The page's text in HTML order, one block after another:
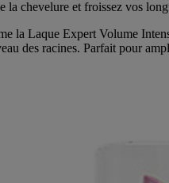
chevelure et froissez vos
la Laque Expert Volume
des racines. Parfait pour